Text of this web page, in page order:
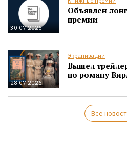
30.07.2026
Объявлен
премии
28.07.2026
Экранизации
Вышел
по роману
Все